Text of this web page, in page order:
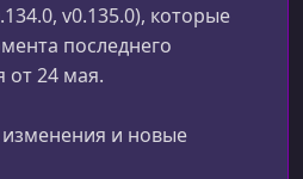
v0.135.0), которые
последнего
от 24 мая.
и новые